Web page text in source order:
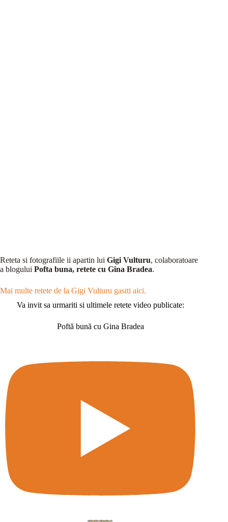
Reteta si fotografiile ii apartin lui Gigi Vulturu, colaboratoare
a blogului Pofta buna, retete cu Gina Bradea.
Mai multe retete de la Gigi Vulturu gasiti aici.
Va invit sa urmariti si ultimele retete video publicate:
Poftă bună cu Gina Bradea